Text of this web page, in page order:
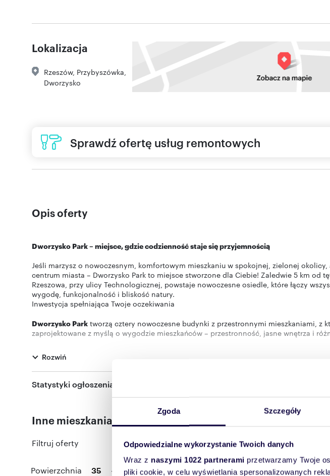
Zgoda Szczegóły
Odpowiedzialne wykorzystanie Twoich danych
Wraz z naszymi 1022 partnerami przetwarzamy Twoje
pliki cookie, w celu wyświetlania spersonalizowanych
Lokalizacja
Rzeszów, Przybyszówka
Dworzysko
Sprawdź ofertę usług remontowych
Opis oferty
Dworzysko Park – miejsce, gdzie codzienność staje się przyjemnością
Jeśli marzysz o nowoczesnym, komfortowym mieszkaniu w spokojnej, zielonej
centrum miasta – Dworzysko Park to miejsce stworzone dla Ciebie! Zaledwie 5 km od
Rzeszowa, przy ulicy Technologicznej, powstaje nowoczesne osiedle, które łączy
wygodę, funkcjonalność i bliskość natury.
Inwestycja spełniająca Twoje oczekiwania
Dworzysko Park tworzą cztery nowoczesne budynki z przestronnymi mieszkaniami, z
zaprojektowane z myślą o wygodzie mieszkańców – przestronność, jasne wnętrza i
na świeżym powietrzu.
Każdy element inwestycji został zaprojektowany z myślą o funkcjonalności, komforcie
Mieszkania dopasowane do Twojego stylu życia
Obecnie w sprzedaży znajduje się oferta budynku B oraz D. W budynku B znajduje się
33,82 do 89,51 m2, z balkonami, loggiami, tarasami oraz ogródkami.
W budynku D zaprojektowano 100 mieszkań w metrażach 35-82 m2. Odbiór mieszkań
Rozwiń
Statystyki ogłoszenia:
Inne mieszkania dostępne w tej inwestycji
Filtruj oferty
Powierzchnia - Pokoje -